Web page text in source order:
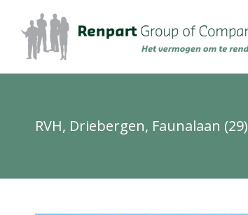
RVH, Driebergen, Faunalaan (29)